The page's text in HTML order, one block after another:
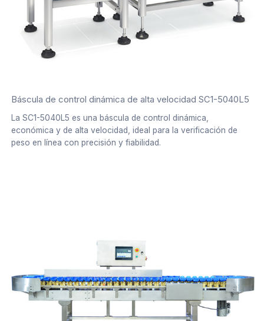
Báscula de control dinámica de alta velocidad SC1-5040L5
La SC1-5040L5 es una báscula de control dinámica,
económica y de alta velocidad, ideal para la verificación de
peso en línea con precisión y fiabilidad.